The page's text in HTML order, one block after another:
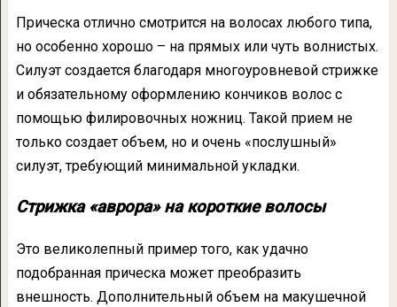
Прическа отлично смотрится на волосах любого типа,
но особенно хорошо – на прямых или чуть волнистых.
Силуэт создается благодаря многоуровневой стрижке
и обязательному оформлению кончиков волос с
помощью филировочных ножниц. Такой прием не
только создает объем, но и очень «послушный»
силуэт, требующий минимальной укладки.
Стрижка «аврора» на короткие волосы
Это великолепный пример того, как удачно
подобранная прическа может преобразить
внешность. Дополнительный объем на макушечной